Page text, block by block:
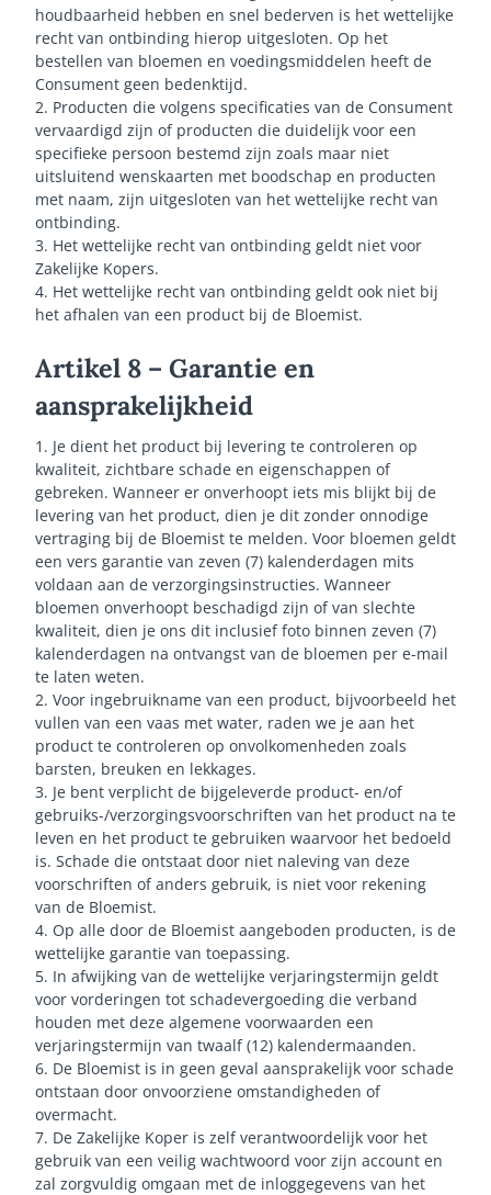
houdbaarheid hebben en snel bederven is het wettelijke
recht van ontbinding hierop uitgesloten. Op het
bestellen van bloemen en voedingsmiddelen heeft de
Consument geen bedenktijd.
2. Producten die volgens specificaties van de Consument
vervaardigd zijn of producten die duidelijk voor een
specifieke persoon bestemd zijn zoals maar niet
uitsluitend wenskaarten met boodschap en producten
met naam, zijn uitgesloten van het wettelijke recht van
ontbinding.
3. Het wettelijke recht van ontbinding geldt niet voor
Zakelijke Kopers.
4. Het wettelijke recht van ontbinding geldt ook niet bij
het afhalen van een product bij de Bloemist.
Artikel 8 – Garantie en
aansprakelijkheid
1. Je dient het product bij levering te controleren op
kwaliteit, zichtbare schade en eigenschappen of
gebreken. Wanneer er onverhoopt iets mis blijkt bij de
levering van het product, dien je dit zonder onnodige
vertraging bij de Bloemist te melden. Voor bloemen geldt
een vers garantie van zeven (7) kalenderdagen mits
voldaan aan de verzorgingsinstructies. Wanneer
bloemen onverhoopt beschadigd zijn of van slechte
kwaliteit, dien je ons dit inclusief foto binnen zeven (7)
kalenderdagen na ontvangst van de bloemen per e-mail
te laten weten.
2. Voor ingebruikname van een product, bijvoorbeeld het
vullen van een vaas met water, raden we je aan het
product te controleren op onvolkomenheden zoals
barsten, breuken en lekkages.
3. Je bent verplicht de bijgeleverde product- en/of
gebruiks-/verzorgingsvoorschriften van het product na te
leven en het product te gebruiken waarvoor het bedoeld
is. Schade die ontstaat door niet naleving van deze
voorschriften of anders gebruik, is niet voor rekening
van de Bloemist.
4. Op alle door de Bloemist aangeboden producten, is de
wettelijke garantie van toepassing.
5. In afwijking van de wettelijke verjaringstermijn geldt
voor vorderingen tot schadevergoeding die verband
houden met deze algemene voorwaarden een
verjaringstermijn van twaalf (12) kalendermaanden.
6. De Bloemist is in geen geval aansprakelijk voor schade
ontstaan door onvoorziene omstandigheden of
overmacht.
7. De Zakelijke Koper is zelf verantwoordelijk voor het
gebruik van een veilig wachtwoord voor zijn account en
zal zorgvuldig omgaan met de inloggegevens van het